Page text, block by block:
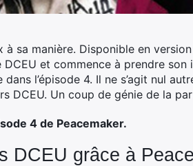
sa manière. Disponible en
et commence à prendre son
l’épisode 4. Il ne s’agit nul
DCEU. Un coup de génie de la
4 de Peacemaker.
DCEU grâce à